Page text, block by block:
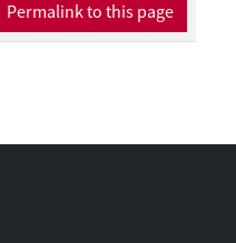
Permalink to this page